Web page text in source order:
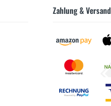
Zahlung & Versand